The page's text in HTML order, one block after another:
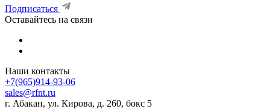
Подписаться
Оставайтесь на связи
Наши контакты
+7(965)914-93-06
sales@rfnt.ru
г. Абакан, ул. Кирова, д. 260, бокс 5